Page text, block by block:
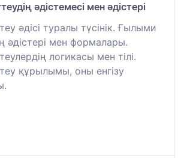
әдістемесі мен әдістері
әдісі туралы түсінік. Ғылыми
әдістері мен формалары.
логикасы мен тілі.
құрылымы, оны енгізу